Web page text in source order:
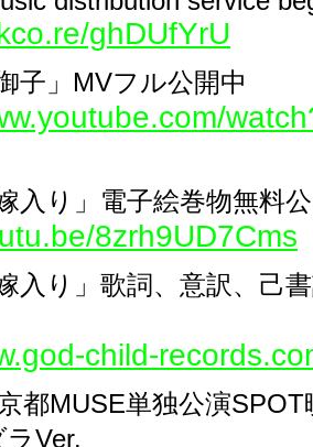
ghDUfYrU
子」MVフル公開中
入り」電子絵巻物無料
8zrh9UD7Cms
入り」歌詞、意訳、己
child-
都MUSE単独公演SPOT
Ver.